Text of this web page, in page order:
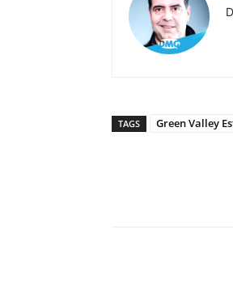
TAGS Green Valley